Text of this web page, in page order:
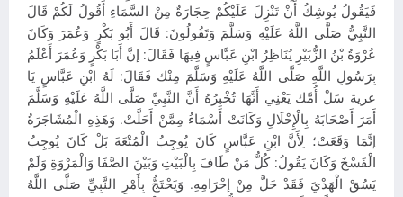
فَيَقُولُ يُوشِكُ أَنْ تَنْزِلَ عَلَيْكُمْ حِجَارَةٌ مِنْ السَّمَاءِ أَقُولُ لَكُمْ قَالَ
النَّبِيُّ صَلَّى اللَّهُ عَلَيْهِ وَسَلَّمَ وَتَقُولُونَ: قَالَ أَبُو بَكْرٍ وَعُمَرَ وَكَانَ
عُرْوَةُ بْنُ الزُّبَيْرِ يُنَاظِرُ ابْنِ عَبَّاسٍ فِيهَا فَقَالَ: إنَّ أَبَا بَكْرٍ وَعُمَرَ أَعْلَمُ
بِرَسُولِ اللَّهِ صَلَّى اللَّهُ عَلَيْهِ وَسَلَّمَ مِنْك فَقَالَ: لَهُ ابْنِ عَبَّاسٍ يَا
عرية سَلْ أُمَّك يَعْنِي أَنَّهَا تُخْبِرُهُ أَنَّ النَّبِيَّ صَلَّى اللَّهُ عَلَيْهِ وَسَلَّمَ
أَمَرَ أَصْحَابَهُ بِالْإِحْلَالِ وَكَانَتْ أَسْمَاءُ مِمَّنْ أَحَلَّتْ. وَهَذِهِ الْمُشَاجَرَةُ
إنَّمَا وَقَعَتْ؛ لِأَنَّ ابْنِ عَبَّاسٍ كَانَ يُوجِبُ الْمُتْعَةَ بَلْ كَانَ يُوجِبُ
الْفَسْخَ وَكَانَ يَقُولُ: كُلُّ مَنْ طَافَ بِالْبَيْتِ وَبَيْنَ الصَّفَا وَالْمَرْوَةِ وَلَمْ
يَسُقْ الْهَدْيَ فَقَدْ حَلَّ مِنْ إحْرَامِهِ. وَيَحْتَجُّ بِأَمْرِ النَّبِيِّ صَلَّى اللَّهُ